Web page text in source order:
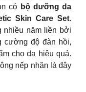
có bộ dưỡng da
Skin Care Set.
nhiều năm liền bởi
cường độ đàn hồi,
cho da hiệu quả.
nếp nhăn là đây